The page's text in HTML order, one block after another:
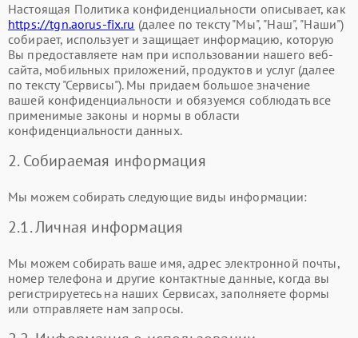
Настоящая Политика конфиденциальности описывает, как
https://tgn.aorus-fix.ru (далее по тексту "Мы", "Наш", "Наши")
собирает, использует и защищает информацию, которую
Вы предоставляете нам при использовании нашего веб-
сайта, мобильных приложений, продуктов и услуг (далее
по тексту "Сервисы"). Мы придаем большое значение
вашей конфиденциальности и обязуемся соблюдать все
применимые законы и нормы в области
конфиденциальности данных.
2. Собираемая информация
Мы можем собирать следующие виды информации:
2.1. Личная информация
Мы можем собирать ваше имя, адрес электронной почты,
номер телефона и другие контактные данные, когда вы
регистрируетесь на наших Сервисах, заполняете формы
или отправляете нам запросы.